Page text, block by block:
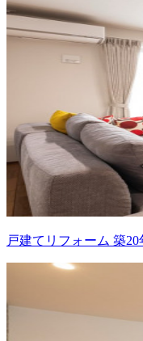
戸建てリフォーム 築